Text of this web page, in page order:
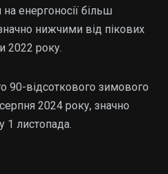
енергоносії більш
нижчими від пікових
2022 року.
90-відсоткового зимового
2024 року, значно
1 листопада.